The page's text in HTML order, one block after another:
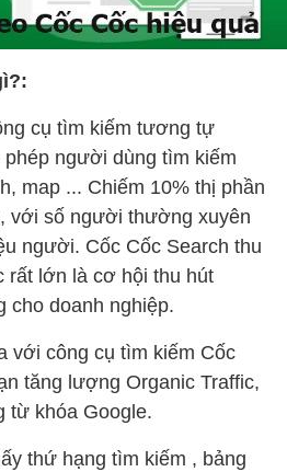
cụ tìm kiếm tương tự
người dùng tìm kiếm
map ... Chiếm 10% thị phần
với số người thường xuyên
người. Cốc Cốc Search thu
rất lớn là cơ hội thu hút
cho doanh nghiệp.
với công cụ tìm kiếm Cốc
tăng lượng Organic Traffic,
từ khóa Google.
thứ hạng tìm kiếm , bảng